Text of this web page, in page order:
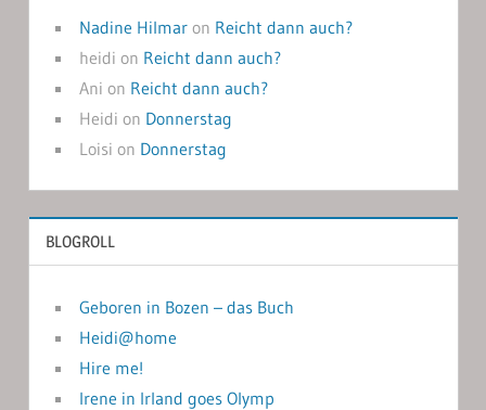
Nadine Hilmaron Reicht dann auch?
heidi on Reicht dann auch?
Ani on Reicht dann auch?
Heidi on Donnerstag
Loisi on Donnerstag
BLOGROLL
Geboren in Bozen – das Buch
Heidi@home
Hire me!
Irene in Irland goes Olymp